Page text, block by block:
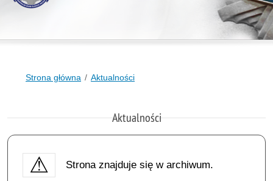
Strona główna Aktualności
Aktualności
Strona znajduje się w archiwum.